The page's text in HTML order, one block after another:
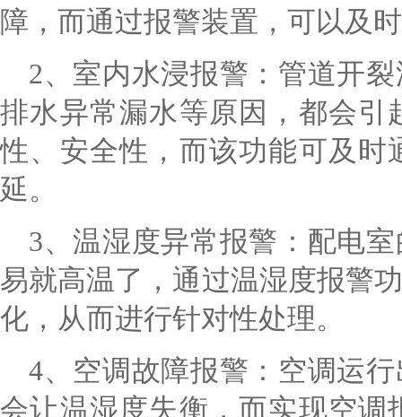
障，而通过报警装置，可以及
2、室内水浸报警：管道开
排水异常漏水等原因，都会
性、安全性，而该功能可及
延。
3、温湿度异常报警：配电
易就高温了，通过温湿度报警
化，从而进行针对性处理。
4、空调故障报警：空调运
会让温湿度失衡，而实现空